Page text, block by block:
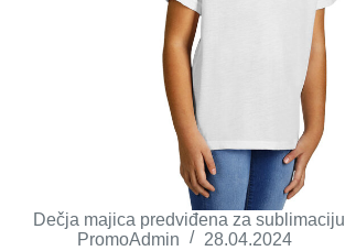
Dečja majica predviđena za sublimaciju
PromoAdmin
28.04.2024